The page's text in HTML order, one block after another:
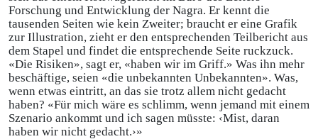
Forschung und Entwicklung der Nagra. Er kennt die
tausenden Seiten wie kein Zweiter; braucht er eine Grafik
zur Illustration, zieht er den entsprechenden Teilbericht aus
dem Stapel und findet die entsprechende Seite ruckzuck.
«Die Risiken», sagt er, «haben wir im Griff.» Was ihn mehr
beschäftige, seien «die unbekannten Unbekannten». Was,
wenn etwas eintritt, an das sie trotz allem nicht gedacht
haben? «Für mich wäre es schlimm, wenn jemand mit einem
Szenario ankommt und ich sagen müsste: ‹Mist, daran
haben wir nicht gedacht.›»